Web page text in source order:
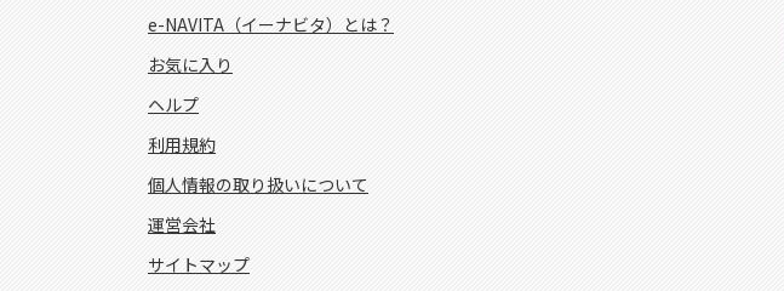
e-NAVITA（イーナビタ）とは？
お気に入り
ヘルプ
利用規約
個人情報の取り扱いについて
運営会社
サイトマップ